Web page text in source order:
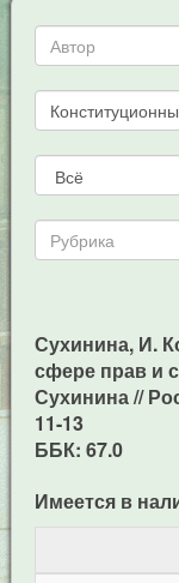
Сухинина, И.
сфере прав и
Сухинина //
11-13
ББК: 67.0
Имеется в